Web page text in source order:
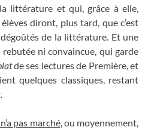
littérature et qui, grâce à elle,
diront, plus tard, que c’est
de la littérature. Et une
ni convaincue, qui garde
de ses lectures de Première, et
quelques classiques, restant
pas marché, ou moyennement,